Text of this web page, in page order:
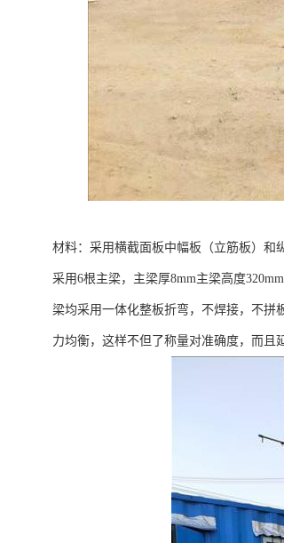
材料：采用横截面板中幅板（立筋板）和
采用6根主梁，主梁厚8mm主梁高度
梁均采用一体化整板折弯，不焊接，不拼
力均衡，这样不但了称量对准确度，而且